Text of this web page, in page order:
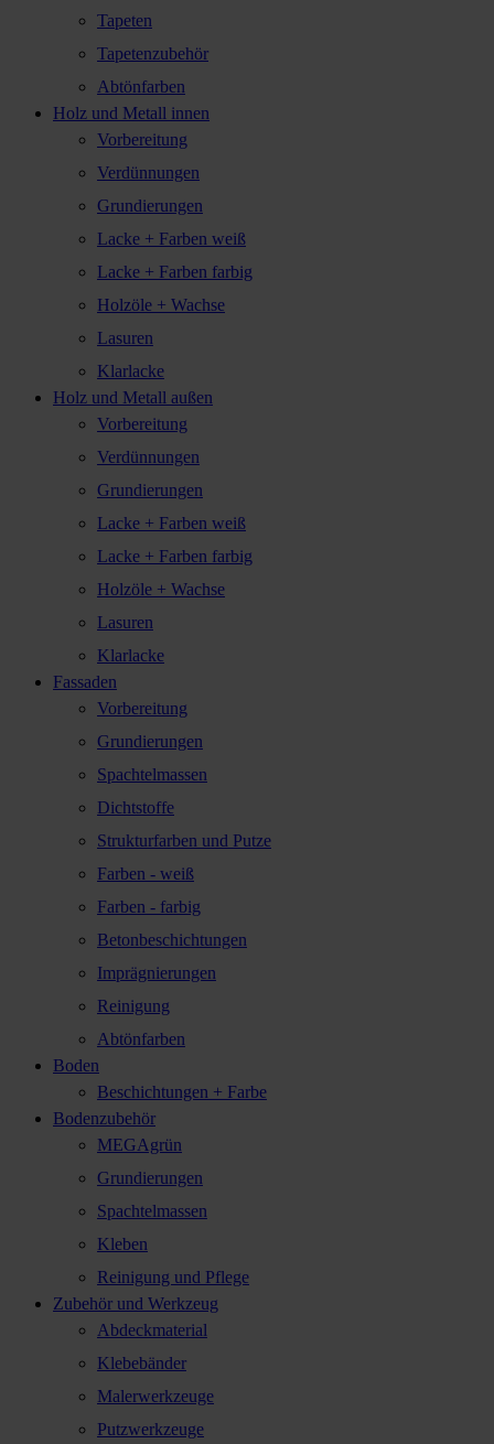
Tapeten
Tapetenzubehör
Abtönfarben
Holz und Metall innen
Vorbereitung
Verdünnungen
Grundierungen
Lacke + Farben weiß
Lacke + Farben farbig
Holzöle + Wachse
Lasuren
Klarlacke
Holz und Metall außen
Vorbereitung
Verdünnungen
Grundierungen
Lacke + Farben weiß
Lacke + Farben farbig
Holzöle + Wachse
Lasuren
Klarlacke
Fassaden
Vorbereitung
Grundierungen
Spachtelmassen
Dichtstoffe
Strukturfarben und Putze
Farben - weiß
Farben - farbig
Betonbeschichtungen
Imprägnierungen
Reinigung
Abtönfarben
Boden
Beschichtungen + Farbe
Bodenzubehör
MEGAgrün
Grundierungen
Spachtelmassen
Kleben
Reinigung und Pflege
Zubehör und Werkzeug
Abdeckmaterial
Klebebänder
Malerwerkzeuge
Putzwerkzeuge